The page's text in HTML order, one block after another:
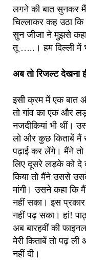
लगने की बात सुनकर
चिल्लाकर कह उठा
सुन जीजा ने मुझसे
तू …..। हम दिल्ली में
अबतो रिजल्ट देखना
इसी क्रम में एक बात
तो गांव का एक और
नजदीकियां भी थीं।
लो और कुछ किताबें मैं
पढ़ाई कर लेंगे। मैंने तो
लिए दूसरे लड़के को दे
किया तो मैंने उससे
मांगी। उसने कहा कि
नहीं सका। इस
नहीं पढ़ सका। हां!
अब बारहवीं की
मेरी किताबें तो पढ़
नहीं दी।